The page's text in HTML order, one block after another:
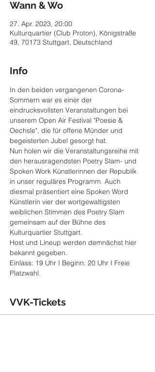
Wann & Wo
27. Apr. 2023, 20:00
Kulturquartier (Club Proton), Königstraße
49, 70173 Stuttgart, Deutschland
Info
In den beiden vergangenen Corona-
Sommern war es einer der
eindrucksvollsten Veranstaltungen bei
unserem Open Air Festival "Poesie &
Oechsle", die für offene Münder und
begeisterten Jubel gesorgt hat.
Nun holen wir die Veranstaltungsreihe mit
den herausragendsten Poetry Slam- und
Spoken Work Künstlerinnen der Republik
in unser reguläres Programm. Auch
diesmal präsentiert eine Spoken Word
Künstlerin vier der wortgewaltigsten
weiblichen Stimmen des Poetry Slam
gemeinsam auf der Bühne des
Kulturquartier Stuttgart.
Host und Lineup werden demnächst hier
bekannt gegeben.
Einlass: 19 Uhr I Beginn: 20 Uhr I Freie
Platzwahl.
VVK-Tickets